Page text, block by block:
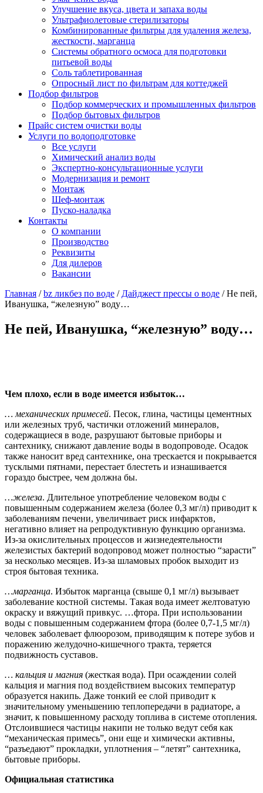
Улучшение вкуса, цвета и запаха воды
Ультрафиолетовые стерилизаторы
Комбинированные фильтры для удаления железа,
жесткости, марганца
Системы обратного осмоса для подготовки
питьевой воды
Соль таблетированная
Опросный лист по фильтрам для коттеджей
Подбор фильтров
Подбор коммерческих и промышленных фильтров
Подбор бытовых фильтров
Прайс систем очистки воды
Услуги по водоподготовке
Все услуги
Химический анализ воды
Экспертно-консультационные услуги
Модернизация и ремонт
Монтаж
Шеф-монтаж
Пуско-наладка
Контакты
О компании
Производство
Реквизиты
Для дилеров
Вакансии
Главная /bz ликбез по воде / Дайджест прессы о воде /Не пей,
Иванушка, “железную” воду…
Не пей, Иванушка, “железную” воду…
Чем плохо, если в воде имеется избыток…
… механических примесей. Песок, глина, частицы цементных
или железных труб, частички отложений минералов,
содержащиеся в воде, разрушают бытовые приборы и
сантехнику, снижают давление воды в водопроводе. Осадок
также наносит вред сантехнике, она трескается и покрывается
тусклыми пятнами, перестает блестеть и изнашивается
гораздо быстрее, чем должна бы.
…железа. Длительное употребление человеком воды с
повышенным содержанием железа (более 0,3 мг/л) приводит к
заболеваниям печени, увеличивает риск инфарктов,
негативно влияет на репродуктивную функцию организма.
Из-за окислительных процессов и жизнедеятельности
железистых бактерий водопровод может полностью “зарасти”
за несколько месяцев. Из-за шламовых пробок выходит из
строя бытовая техника.
…марганца. Избыток марганца (свыше 0,1 мг/л) вызывает
заболевание костной системы. Такая вода имеет желтоватую
окраску и вяжущий привкус. …фтора. При использовании
воды с повышенным содержанием фтора (более 0,7-1,5 мг/л)
человек заболевает флюорозом, приводящим к потере зубов и
поражению желудочно-кишечного тракта, теряется
подвижность суставов.
… кальция и магния (жесткая вода). При осаждении солей
кальция и магния под воздействием высоких температур
образуется накипь. Даже тонкий ее слой приводит к
значительному уменьшению теплопередачи в радиаторе, а
значит, к повышенному расходу топлива в системе отопления.
Отслоившиеся частицы накипи не только ведут себя как
“механическая примесь”, они еще и химически активны,
“разъедают” прокладки, уплотнения – “летят” сантехника,
бытовые приборы.
Официальная статистика